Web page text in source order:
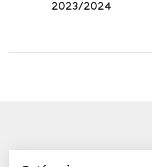
2023/2024